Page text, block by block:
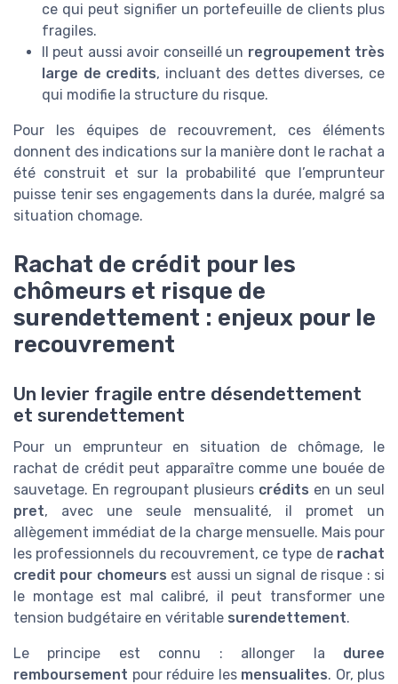
ce qui peut signifier un portefeuille de clients plus
fragiles.
Il peut aussi avoir conseillé un regroupement très
large de credits, incluant des dettes diverses, ce
qui modifie la structure du risque.
Pour les équipes de recouvrement, ces éléments
donnent des indications sur la manière dont le rachat a
été construit et sur la probabilité que l’emprunteur
puisse tenir ses engagements dans la durée, malgré sa
situation chomage.
Rachat de crédit pour les
chômeurs et risque de
surendettement : enjeux pour le
recouvrement
Un levier fragile entre désendettement
et surendettement
Pour un emprunteur en situation de chômage, le
rachat de crédit peut apparaître comme une bouée de
sauvetage. En regroupant plusieurs crédits en un seul
pret, avec une seule mensualité, il promet un
allègement immédiat de la charge mensuelle. Mais pour
les professionnels du recouvrement, ce type de rachat
credit pour chomeurs est aussi un signal de risque : si
le montage est mal calibré, il peut transformer une
tension budgétaire en véritable surendettement.
Le principe est connu : allonger la duree
remboursement pour réduire les mensualites. Or, plus